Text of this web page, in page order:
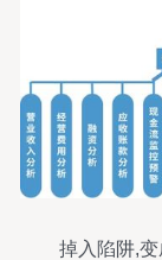
掉入陷阱,